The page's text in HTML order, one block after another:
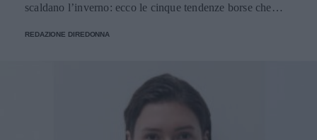
scaldano l’inverno: ecco le cinque tendenze borse che
REDAZIONE DIREDONNA